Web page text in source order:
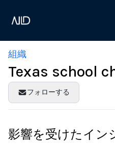
組織
Texas school
フォローする
影響を受けたイン